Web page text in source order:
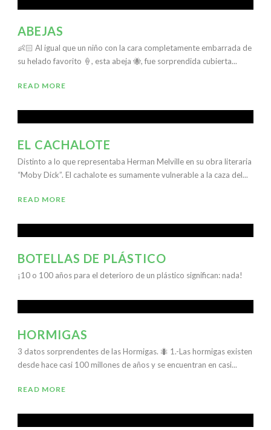
ABEJAS
👶🏻 Al igual que un niño con la cara completamente embarrada de
su helado favorito 🍦, esta abeja 🐝, fue sorprendida cubierta...
READ MORE
EL CACHALOTE
Distinto a lo que representaba Herman Melville en su obra literaria
“Moby Dick”. El cachalote es sumamente vulnerable a la caza del...
READ MORE
BOTELLAS DE PLÁSTICO
¡10 o 100 años para el deterioro de un plástico significan: nada!
HORMIGAS
3 datos sorprendentes de las Hormigas. 🐜 1.-Las hormigas existen
desde hace casi 100 millones de años y se encuentran en casi...
READ MORE